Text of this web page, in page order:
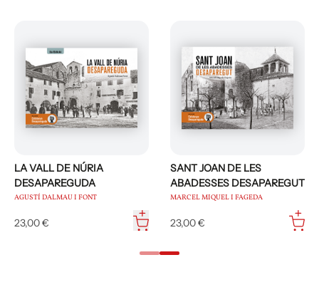
LA VALL DE NÚRIA
DESAPAREGUDA
AGUSTÍ DALMAU I FONT
23,00 €
SANT JOAN DE LES
ABADESSES DESAPAREGUT
MARCEL MIQUEL I FAGEDA
23,00 €